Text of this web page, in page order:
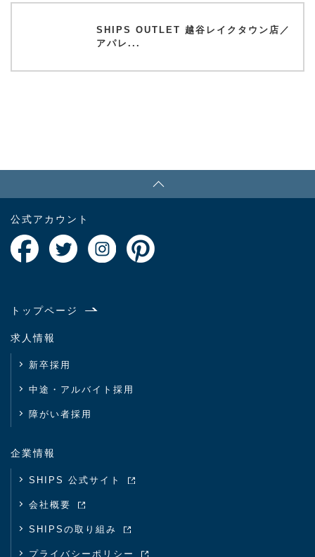
SHIPS OUTLET 越谷レイクタウン店／
アパレ...
公式アカウント
トップページ
求人情報
新卒採用
中途・アルバイト採用
障がい者採用
企業情報
SHIPS 公式サイト
会社概要
SHIPSの取り組み
プライバシーポリシー